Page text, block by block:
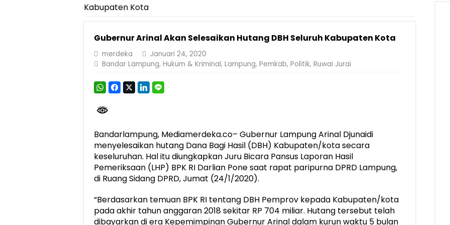
Pemprov Lampung Perkuat Pembangunan Rumah Layak Huni untuk Dukung SDM Unggul dan Masyarakat Sehat
Pastikan Pelayanan Maksimal, Direksi Jasa Raharja Tinjau Korban Kebakaran KM Mutiara Sentosa II
Dirut Jasa Raharja Dampingi Wamenhub Tinjau Penanganan Korban KM Mutiara Sentosa II di RS PHC Surabaya
Gubernur Mirza Ajak IAI Darul Fattah Cetak SDM Adaptif Berlandaskan Nilai Agama
Purnama Wulan Sari Mirza Buka SiSeSa Roadshow Lampung 2026, Dorong Kolaborasi Industri Kreatif dan
Kabupaten Kota
Gubernur Arinal Akan Selesaikan Hutang DBH Seluruh Kabupaten Kota
merdeka
Januari 24, 2020
Bandar Lampung, Hukum & Kriminal, Lampung, Pemkab, Politik, Ruwai Jurai
Bandarlampung, Mediamerdeka.co– Gubernur Lampung Arinal Djunaidi
menyelesaikan hutang Dana Bagi Hasil (DBH) Kabupaten/kota secara
keseluruhan. Hal itu diungkapkan Juru Bicara Pansus Laporan Hasil
Pemeriksaan (LHP) BPK RI Darlian Pone saat rapat paripurna DPRD Lampung,
di Ruang Sidang DPRD, Jumat (24/1/2020).
“Berdasarkan temuan BPK RI tentang DBH Pemprov kepada Kabupaten/kota
pada akhir tahun anggaran 2018 sekitar RP 704 miliar. Hutang tersebut telah
dibayarkan di era Kepemimpinan Gubernur Arinal dalam kurun waktu 5 bulan